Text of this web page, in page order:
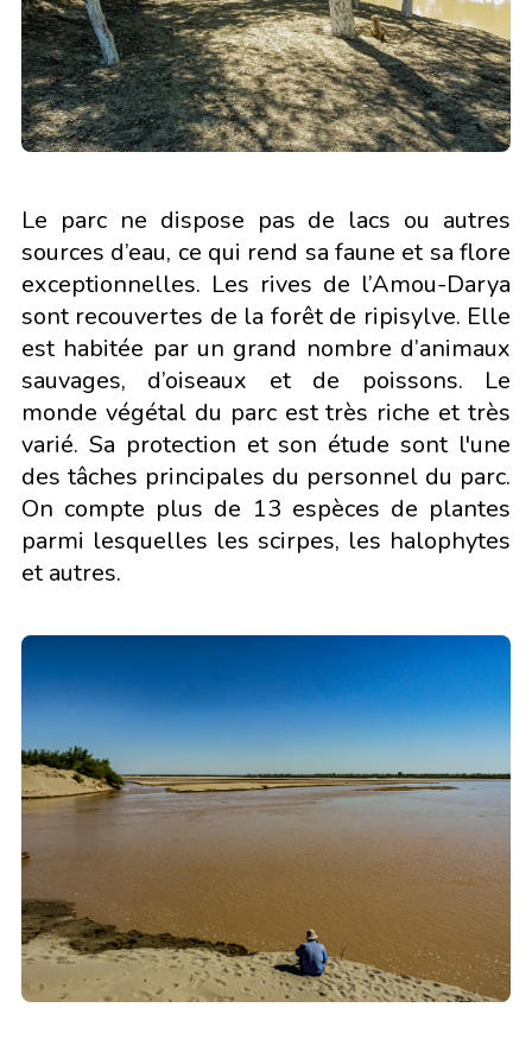
Le parc ne dispose pas de lacs ou autres
sources d’eau, ce qui rend sa faune et sa flore
exceptionnelles. Les rives de l’Amou-Darya
sont recouvertes de la forêt de ripisylve. Elle
est habitée par un grand nombre d’animaux
sauvages, d’oiseaux et de poissons. Le
monde végétal du parc est très riche et très
varié. Sa protection et son étude sont l'une
des tâches principales du personnel du parc.
On compte plus de 13 espèces de plantes
parmi lesquelles les scirpes, les halophytes
et autres.